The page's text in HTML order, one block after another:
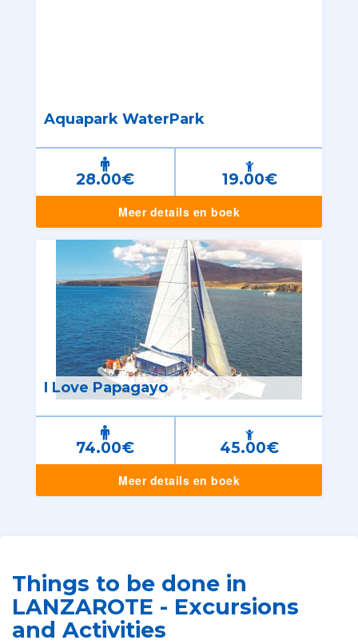
Aquapark WaterPark
28.00€ 19.00€
Meer details en boek
I Love Papagayo
74.00€ 45.00€
Meer details en boek
Things to be done in
LANZAROTE - Excursions
and Activities